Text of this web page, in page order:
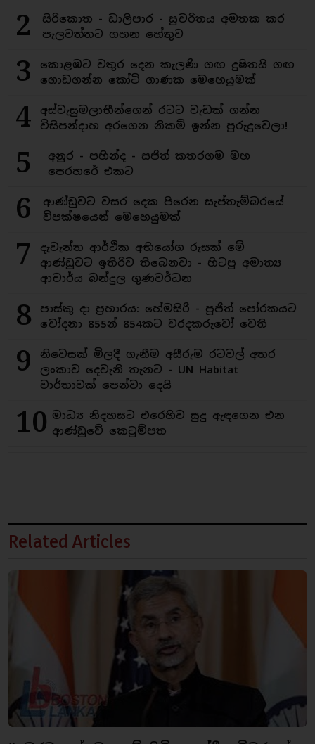
2
සිරිකොත - ඩාලිපාර - සුචරිතය අමතක කර
පැලවත්තට ගහන හේතුව
3
කොළඹට වතුර දෙන කැලණි ගඟ දුෂිතයි ගඟ
ගොඩගන්න කෝටි ගාණක මෙහෙයුමක්
4
අස්වැසුමලාභීන්ගෙන් රටට වැඩක් ගන්න
විසිපන්දාහ අරගෙන නිකම් ඉන්න පුරුදුවෙලා!
5
අනුර - පහින්ද - සජිත් කතරගම මහ
පෙරහරේ එකට
6
ආණ්ඩුවට වසර දෙක පිරෙන සැප්තැම්බරයේ
විපක්ෂයෙන් මෙහෙයුමක්
7
දැවැන්ත ආර්ථික අභියෝග රුසක් මේ
ආණ්ඩුවට ඉතිරිව තිබෙනවා - හිටපු අමාත්‍ය
ආචාර්ය බන්දුල ගුණවර්ධන
8
පාස්කු දා ප්‍රහාරය: හේමසිරි - පූජිත් පෝරකයට
චෝදනා 855න් 854කට වරදකරුවෝ වෙති
9
නිවෙසක් මිලදී ගැනීම අසීරුම රටවල් අතර
ලංකාව දෙවැනි තැනට - UN Habitat
වාර්තාවක් පෙන්වා දෙයි
10 මාධ්‍ය නිදහසට එරෙහිව සුදු ඇඳගෙන එන
ආණ්ඩුවේ කෙටුම්පත
Related Articles